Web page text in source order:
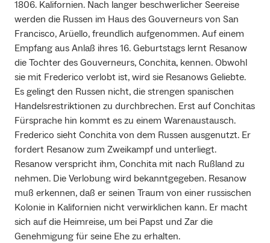
1806. Kalifornien. Nach langer beschwerlicher Seereise
werden die Russen im Haus des Gouverneurs von San
Francisco, Arüello, freundlich aufgenommen. Auf einem
Empfang aus Anlaß ihres 16. Geburtstags lernt Resanow
die Tochter des Gouverneurs, Conchita, kennen. Obwohl
sie mit Frederico verlobt ist, wird sie Resanows Geliebte.
Es gelingt den Russen nicht, die strengen spanischen
Handelsrestriktionen zu durchbrechen. Erst auf Conchitas
Fürsprache hin kommt es zu einem Warenaustausch.
Frederico sieht Conchita von dem Russen ausgenutzt. Er
fordert Resanow zum Zweikampf und unterliegt.
Resanow verspricht ihm, Conchita mit nach Rußland zu
nehmen. Die Verlobung wird bekanntgegeben. Resanow
muß erkennen, daß er seinen Traum von einer russischen
Kolonie in Kalifornien nicht verwirklichen kann. Er macht
sich auf die Heimreise, um bei Papst und Zar die
Genehmigung für seine Ehe zu erhalten.